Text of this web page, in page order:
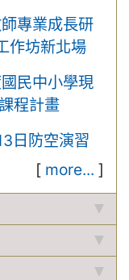
專業成長研
作坊新北場
民中小學現
程計畫
日防空演習
[ more... ]